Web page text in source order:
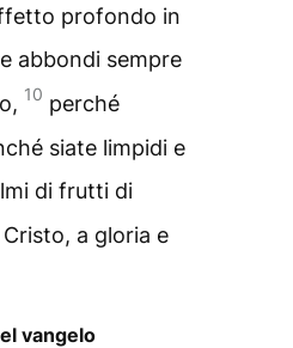
profondo in
abbondi sempre
10 perché
siate limpidi e
di frutti di
a gloria e
vangelo